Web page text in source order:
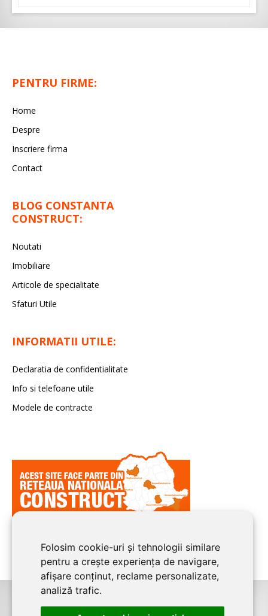
Folosim cookie-uri și tehnologii similare
pentru a crește experiența de navigare,
afișare conținut, reclame personalizate,
analiză trafic.
PENTRU FIRME:
Home
Despre
Inscriere firma
Contact
BLOG CONSTANTA
CONSTRUCT:
Noutati
Imobiliare
Articole de specialitate
Sfaturi Utile
INFORMATII UTILE:
Declaratia de confidentialitate
Info si telefoane utile
Modele de contracte
CONSTANTA CONSTRUCTeste un serviciu de promovare online